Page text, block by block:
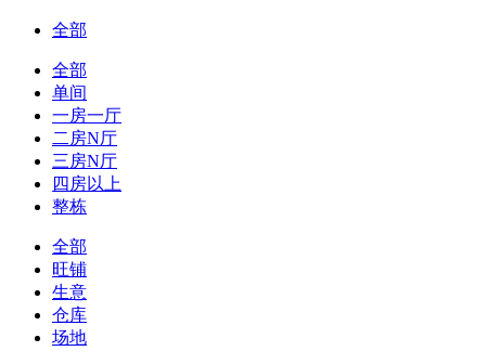
全部
全部
单间
一房一厅
二房N厅
三房N厅
四房以上
整栋
全部
旺铺
生意
仓库
场地